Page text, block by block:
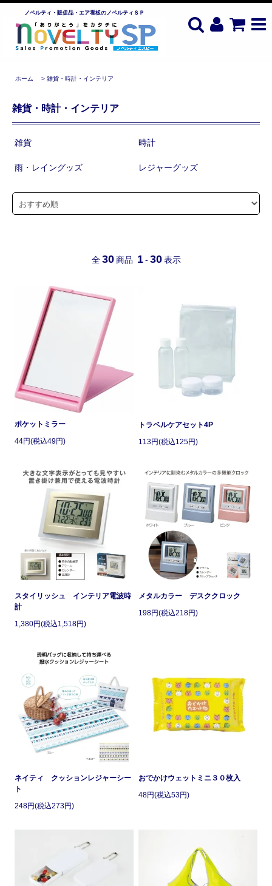
ノベルティ・販促品・エア看板のノベルティＳＰ
ホーム > 雑貨・時計・インテリア
雑貨・時計・インテリア
雑貨 時計
雨・レイングッズ レジャーグッズ
全 30 商品 1 - 30 表示
ポケットミラー
44円(税込49円)
トラベルケアセット4P
113円(税込125円)
スタイリッシュ インテリア電波時
計
1,380円(税込1,518円)
メタルカラー デスククロック
198円(税込218円)
ネイティ クッションレジャーシー
ト
248円(税込273円)
おでかけウェットミニ３０枚入
48円(税込53円)